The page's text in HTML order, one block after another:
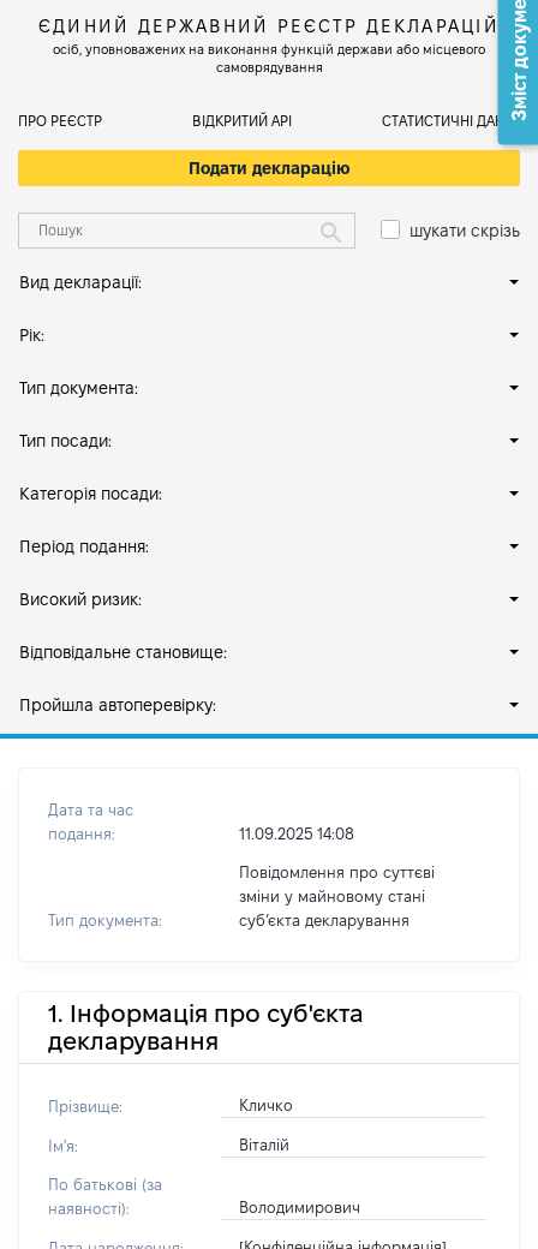
ЄДИНИЙ ДЕРЖАВНИЙ РЕЄСТР ДЕКЛАРАЦІЙ
осіб, уповноважених на виконання функцій держави або місцевого
самоврядування
ПРО РЕЄСТР ВІДКРИТИЙ АРІ СТАТИСТИЧНІ ДАНІ
Подати декларацію
шукати скрізь
Вид декларації:
Рік:
Тип документа:
Тип посади:
Категорія посади:
Період подання:
Високий ризик:
Відповідальне становище:
Пройшла автоперевірку:
Дата та час
подання:
11.09.2025 14:08
Тип документа:
Повідомлення про суттєві
зміни у майновому стані
субʼєкта декларування
1. Інформація про суб'єкта
декларування
Прізвище: Кличко
Ім'я: Віталій
По батькові (за
наявності):
Володимирович
Зміст документа